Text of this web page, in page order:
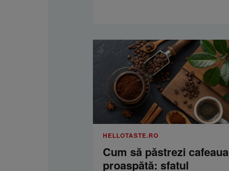
HELLOTASTE.RO
Cum să păstrezi cafeaua
proaspătă: sfatul